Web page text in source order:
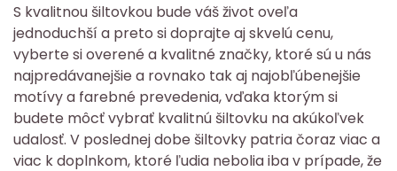
S kvalitnou šiltovkou bude váš život oveľa
jednoduchší a preto si doprajte aj skvelú cenu,
vyberte si overené a kvalitné značky, ktoré sú u nás
najpredávanejšie a rovnako tak aj najobľúbenejšie
motívy a farebné prevedenia, vďaka ktorým si
budete môcť vybrať kvalitnú šiltovku na akúkoľvek
udalosť. V poslednej dobe šiltovky patria čoraz viac a
viac k doplnkom, ktoré ľudia nebolia iba v prípade, že